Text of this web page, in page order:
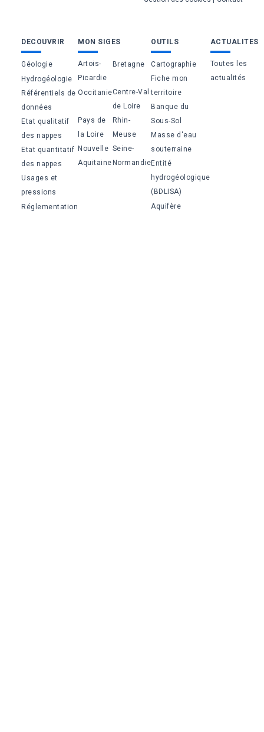
Bas
de
page
DECOUVRIR
Géologie
Hydrogéologie
Référentiels de
données
Etat qualitatif
des nappes
Etat quantitatif
des nappes
Usages et
pressions
Réglementation
MON SIGES
Artois-
Picardie
Bretagne
OccitanieCentre-Val
de Loire
Pays de
la Loire
Rhin-
Meuse
Nouvelle
Aquitaine
Seine-
Normandie
OUTILS
Cartographie
Fiche mon
territoire
Banque du
Sous-Sol
Masse d'eau
souterraine
Entité
hydrogéologique
(BDLISA)
Aquifère
ACTUALITES
Toutes les
actualités